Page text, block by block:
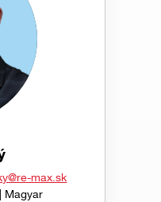
max.sk
Magyar